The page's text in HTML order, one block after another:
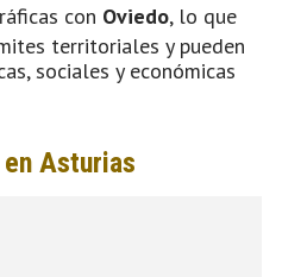
con Oviedo, lo que
territoriales y pueden
sociales y económicas